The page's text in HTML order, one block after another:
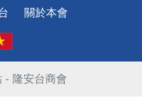
關於本會
- 隆安台商會